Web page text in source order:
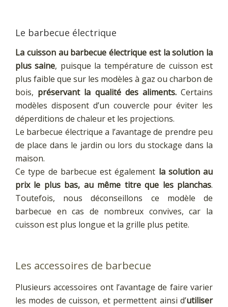
Le barbecue électrique
La cuisson au barbecue électrique est la solution la
plus saine, puisque la température de cuisson est
plus faible que sur les modèles à gaz ou charbon de
bois, préservant la qualité des aliments.Certains
modèles disposent d’un couvercle pour éviter les
déperditions de chaleur et les projections.
Le barbecue électrique a l’avantage de prendre peu
de place dans le jardin ou lors du stockage dans la
maison.
Ce type de barbecue est également la solution au
prix le plus bas, au même titre que les planchas.
Toutefois, nous déconseillons ce modèle de
barbecue en cas de nombreux convives, car la
cuisson est plus longue et la grille plus petite.
Les accessoires de barbecue
Plusieurs accessoires ont l’avantage de faire varier
les modes de cuisson, et permettent ainsi d’utiliser